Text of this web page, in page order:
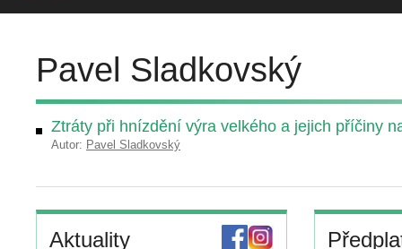
Pavel Sladkovský
Ztráty při hnízdění výra velkého a jejich příčiny
Autor: Pavel Sladkovský
Aktuality